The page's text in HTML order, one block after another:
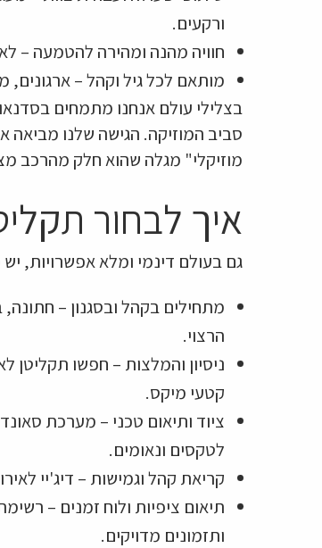
ורקעים.
חוויה מהנה ומהירה להטמעה –
מותאם לכל גיל וקהל – ארגונים,
בצלילי עולם אנחנו מתמחים
סביב המוזיקה. הגישה שלנו מביאה
מוזיקלי" מגלה שהוא חלק מהרכב
איך לבחור
גם בעולם דינמי ומלא אפשרויות,
מתחילים בקהל ובסגנון –
הרצוי.
ניסיון והמלצות – חפשו תקליטן
קטעי מיקס.
ציוד ותיאום טכני – מערכת
לטקסים ונאומים.
קריאת קהל וגמישות – דיג'יי
תיאום ציפיות ולוח זמנים –
ותזמונים מדויקים.